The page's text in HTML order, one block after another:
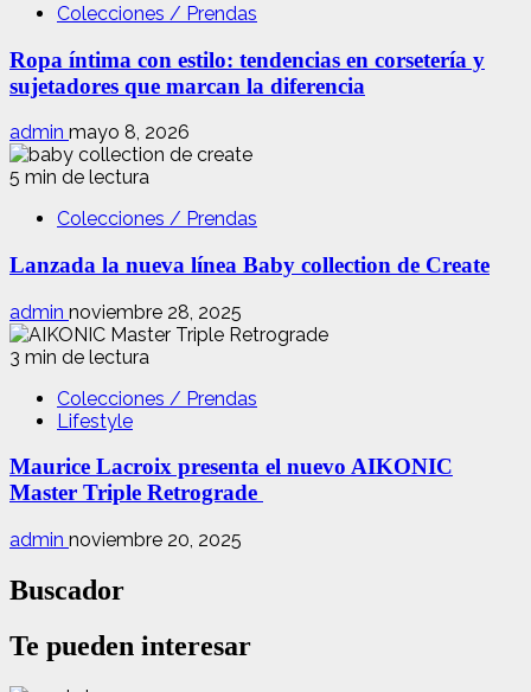
Colecciones / Prendas
Ropa íntima con estilo: tendencias en corsetería y
sujetadores que marcan la diferencia
admin mayo 8, 2026
5 min de lectura
Colecciones / Prendas
Lanzada la nueva línea Baby collection de Create
admin noviembre 28, 2025
3 min de lectura
Colecciones / Prendas
Lifestyle
Maurice Lacroix presenta el nuevo AIKONIC
Master Triple Retrograde
admin noviembre 20, 2025
Buscador
Te pueden interesar